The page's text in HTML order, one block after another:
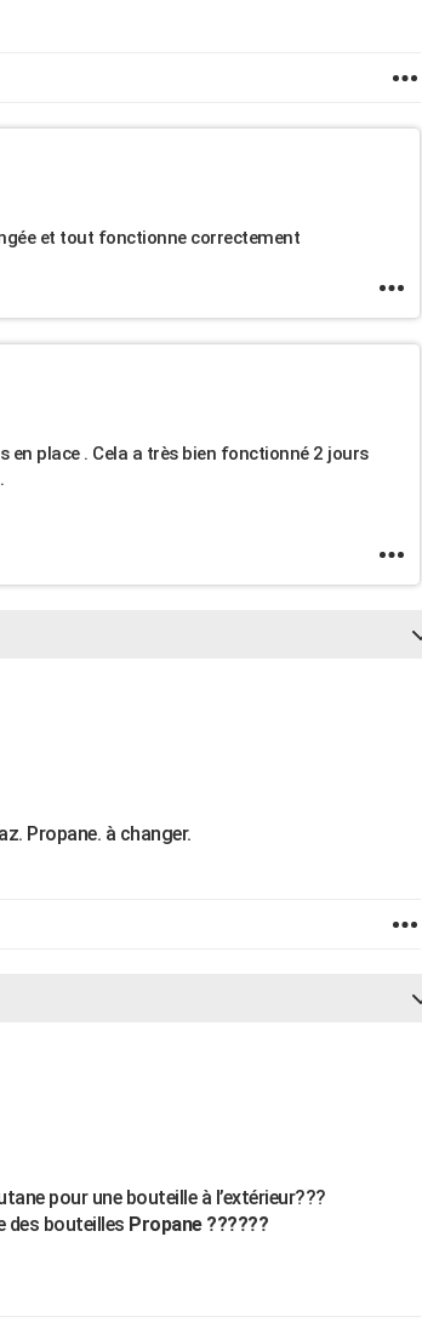
et tout fonctionne correctement
en place . Cela a très bien fonctionné 2 jours
Propane. à changer.
pour une bouteille à l’extérieur???
des bouteilles Propane ??????